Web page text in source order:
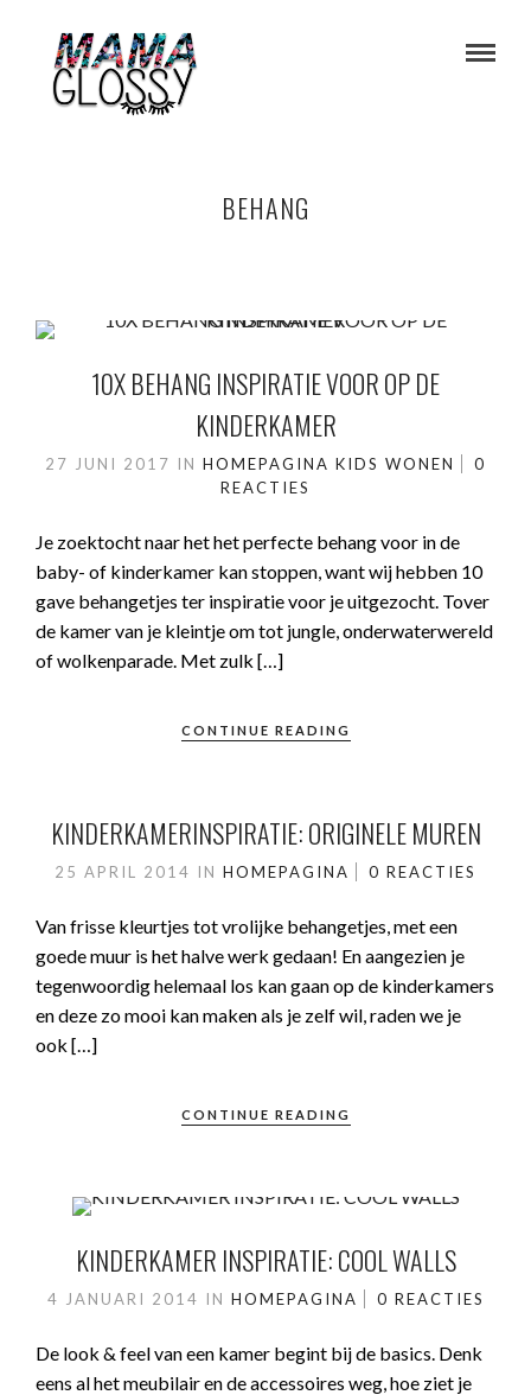
BEHANG
10X BEHANG INSPIRATIE VOOR OP DE
KINDERKAMER
27 JUNI 2017 IN HOMEPAGINA KIDS WONEN
0
REACTIES
Je zoektocht naar het het perfecte behang voor in de
baby- of kinderkamer kan stoppen, want wij hebben 10
gave behangetjes ter inspiratie voor je uitgezocht. Tover
de kamer van je kleintje om tot jungle, onderwaterwereld
of wolkenparade. Met zulk […]
CONTINUE READING
KINDERKAMERINSPIRATIE: ORIGINELE MUREN
25 APRIL 2014 IN HOMEPAGINA 0 REACTIES
Van frisse kleurtjes tot vrolijke behangetjes, met een
goede muur is het halve werk gedaan! En aangezien je
tegenwoordig helemaal los kan gaan op de kinderkamers
en deze zo mooi kan maken als je zelf wil, raden we je
ook […]
CONTINUE READING
KINDERKAMER INSPIRATIE: COOL WALLS
4 JANUARI 2014 IN HOMEPAGINA 0 REACTIES
De look & feel van een kamer begint bij de basics. Denk
eens al het meubilair en de accessoires weg, hoe ziet je